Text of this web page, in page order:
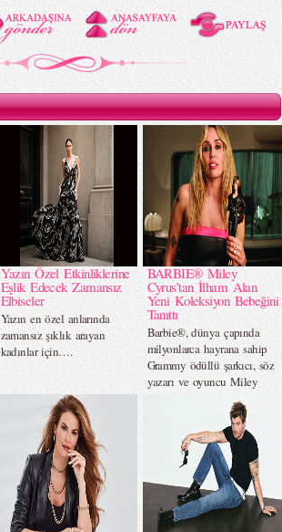
Yazın Özel Etkinliklerine
Eşlik Edecek Zamansız
Elbiseler
Yazın en özel anlarında
zamansız şıklık arayan
kadınlar için….
BARBIE® Miley
Cyrus’tan İlham Alan
Yeni Koleksiyon Bebeğini
Tanıttı
Barbie®, dünya çapında
milyonlarca hayrana sahip
Grammy ödüllü şarkıcı, söz
yazarı ve oyuncu Miley
Cyrus`u, Barbie Signature™
serisinin yeni koleksiyon
bebeğiyle onurlandırıyor.